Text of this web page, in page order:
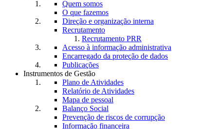
Quem somos
O que fazemos
Direção e organização interna
Recrutamento
Recrutamento PRR
Acesso à informação administrativa
Encarregado da proteção de dados
Publicações
Instrumentos de Gestão
Plano de Atividades
Relatório de Atividades
Mapa de pessoal
Balanço Social
Prevenção de riscos de corrupção
Informação financeira